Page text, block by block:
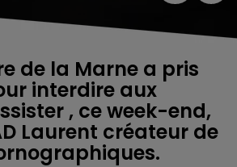
de la Marne a pris
interdire aux
, ce week-end,
Laurent créateur de